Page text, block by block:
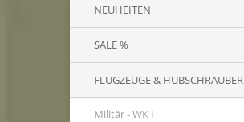
NEUHEITEN
SALE %
FLUGZEUGE & HUBSCHRAUBER
Militär - WK I